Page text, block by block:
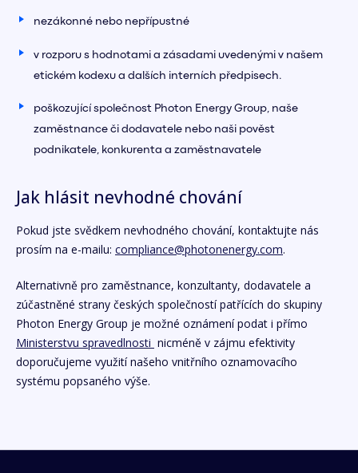
nezákonné nebo nepřípustné
v rozporu s hodnotami a zásadami uvedenými v našem
etickém kodexu a dalších interních předpisech.
poškozující společnost Photon Energy Group, naše
zaměstnance či dodavatele nebo naši pověst
podnikatele, konkurenta a zaměstnavatele
Jak hlásit nevhodné chování
Pokud jste svědkem nevhodného chování, kontaktujte nás
prosím na e-mailu: compliance@photonenergy.com.
Alternativně pro zaměstnance, konzultanty, dodavatele a
zúčastněné strany českých společností patřících do skupiny
Photon Energy Group je možné oznámení podat i přímo
Ministerstvu spravedlnosti nicméně v zájmu efektivity
doporučujeme využití našeho vnitřního oznamovacího
systému popsaného výše.